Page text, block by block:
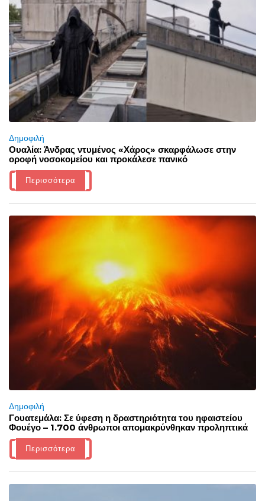
Δημοφιλή
Ουαλία: Άνδρας ντυμένος «Χάρος» σκαρφάλωσε στην
οροφή νοσοκομείου και προκάλεσε πανικό
Περισσότερα
Δημοφιλή
Γουατεμάλα: Σε ύφεση η δραστηριότητα του ηφαιστείου
Φουέγο – 1.700 άνθρωποι απομακρύνθηκαν προληπτικά
Περισσότερα